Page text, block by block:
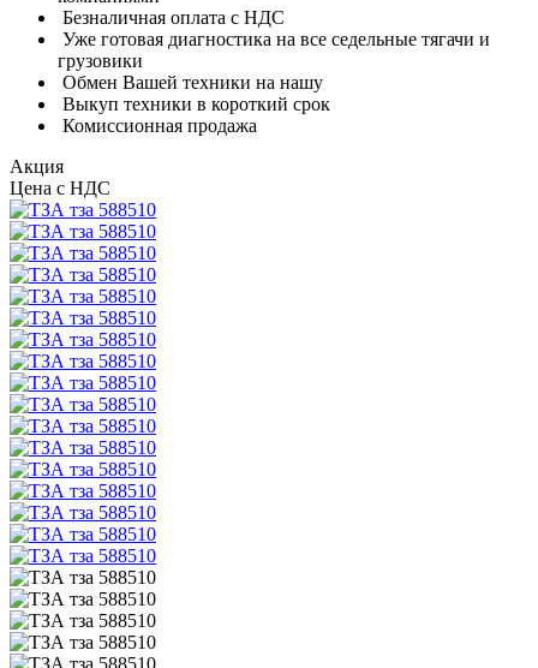
Безналичная оплата с НДС
Уже готовая диагностика на все седельные тягачи и
грузовики
Обмен Вашей техники на нашу
Выкуп техники в короткий срок
Комиссионная продажа
Акция
Цена с НДС